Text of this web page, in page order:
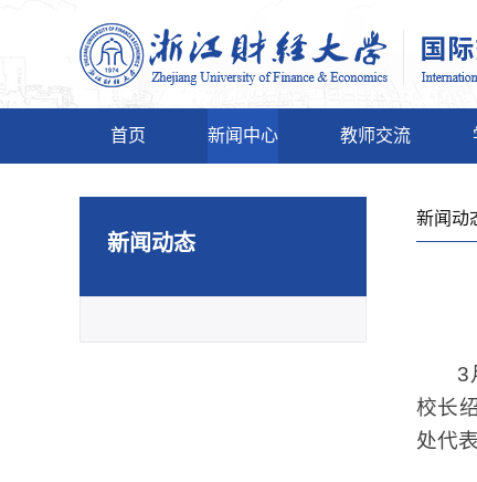
首页 新闻中心 教师交流
新闻动态
新闻动
3
校长
处代